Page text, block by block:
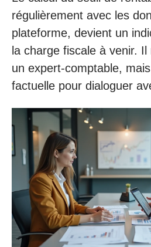
régulièrement avec les
plateforme, devient un
la charge fiscale à venir.
un expert-comptable,
factuelle pour dialoguer